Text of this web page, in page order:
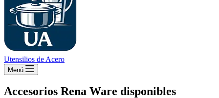
Utensilios de Acero
Menú
Accesorios Rena Ware disponibles